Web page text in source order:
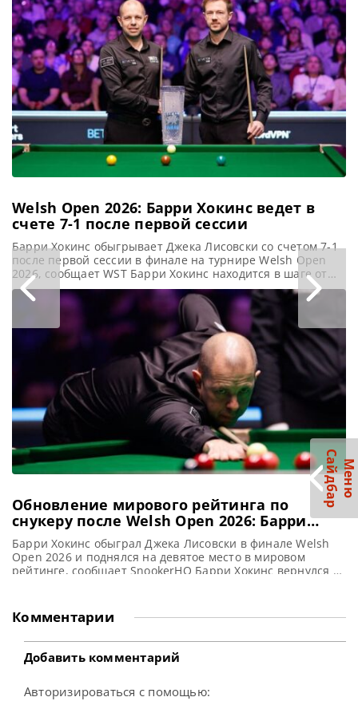
завершился победой
в решающем
фрейме Чемпиона
мира со счетом 6-5 в
1/16 финала China
Open 2026. Пэнчэн
Welsh Open 2026: Барри Хокинс ведет в
счете 7-1 после первой сессии
Барри Хокинс обыгрывает Джека Лисовски со счетом 7-1
после первой сессии в финале на турнире Welsh Open
2026, сообщает WST Барри Хокинс находится в шаге от
победы на турнире Welsh Open 2026, уверенно
обыгрывая Джека Лисовски со счетом 7-1 после первой
сессии в финале. Турнир возобновится в 22:00, где во
второй сессии будет разыгран трофей
Обновление мирового рейтинга по
снукеру после Welsh Open 2026: Барри
Хокинс поднялся на девятое место в мире
Барри Хокинс обыграл Джека Лисовски в финале Welsh
Open 2026 и поднялся на девятое место в мировом
рейтинге, сообщает SnookerHQ Барри Хокинс вернулся в
Cymru в Лландидно. Хокинс обыграл Джека Лисовски со
счетом 9-5 и завоевал свой пятый в карьере
Комментарии
Добавить комментарий
Авторизироваться с помощью:
М
е
н
ю
Са
й
д
б
а
р